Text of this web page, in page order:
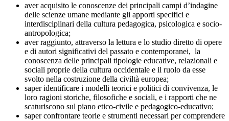
aver acquisito le conoscenze dei principali campi d’indagine
delle scienze umane mediante gli apporti specifici e
interdisciplinari della cultura pedagogica, psicologica e socio-
antropologica;
aver raggiunto, attraverso la lettura e lo studio diretto di opere
e di autori significativi del passato e contemporanei, la
conoscenza delle principali tipologie educative, relazionali e
sociali proprie della cultura occidentale e il ruolo da esse
svolto nella costruzione della civiltà europea;
saper identificare i modelli teorici e politici di convivenza, le
loro ragioni storiche, filosofiche e sociali, e i rapporti che ne
scaturiscono sul piano etico-civile e pedagogico-educativo;
saper confrontare teorie e strumenti necessari per comprendere